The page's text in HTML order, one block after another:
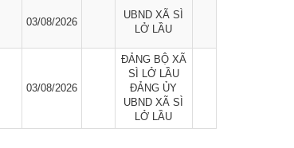
03/08/2026
UBND XÃ SÌ
LỞ LẦU
03/08/2026
ĐẢNG BỘ XÃ
SÌ LỞ LẦU
ĐẢNG ỦY
UBND XÃ SÌ
LỞ LẦU